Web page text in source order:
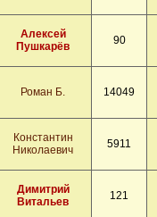
Алексей
Пушкарёв
90
Роман Б. 14049
Константин
Николаевич
5911
Димитрий
Витальев
121